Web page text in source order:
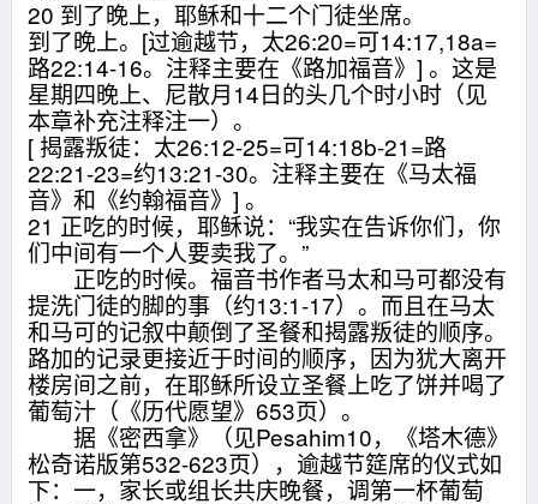
20 到了晚上，耶稣和十二个门徒坐席。
到了晚上。[过逾越节，太26:20=可14:17,18a=
路22:14-16。注释主要在《路加福音》] 。这是
星期四晚上、尼散月14日的头几个时小时（见
本章补充注释注一）。
[ 揭露叛徒：太26:12-25=可14:18b-21=路
22:21-23=约13:21-30。注释主要在《马太福
音》和《约翰福音》] 。
21 正吃的时候，耶稣说：“我实在告诉你们，你
们中间有一个人要卖我了。”
正吃的时候。福音书作者马太和马可都没有
提洗门徒的脚的事（约13:1-17）。而且在马太
和马可的记叙中颠倒了圣餐和揭露叛徒的顺序。
路加的记录更接近于时间的顺序，因为犹大离开
楼房间之前，在耶稣所设立圣餐上吃了饼并喝了
葡萄汁（《历代愿望》653页）。
据《密西拿》（见Pesahim10，《塔木德》
松奇诺版第532-623页），逾越节筵席的仪式如
下：一，家长或组长共庆晚餐，调第一杯葡萄